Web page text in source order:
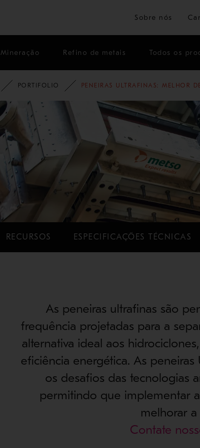
Ir para o
Sobre nós
Mineração Refino de metais Todos os
PORTIFOLIO PENEIRAS ULTRAFINAS: MELHOR
RECURSOS ESPECIFICAÇÕES TÉCNICAS
As peneiras ultrafinas são
frequência projetadas para a
alternativa ideal aos
eficiência energética. As
os desafios das tecnologias
permitindo que implementar
melhorar
Contate